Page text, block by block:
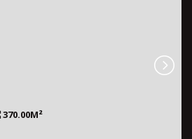
370.00M²